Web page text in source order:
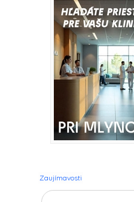
Zaujímavosti